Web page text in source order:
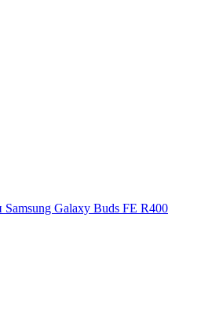
Galaxy Buds FE R400